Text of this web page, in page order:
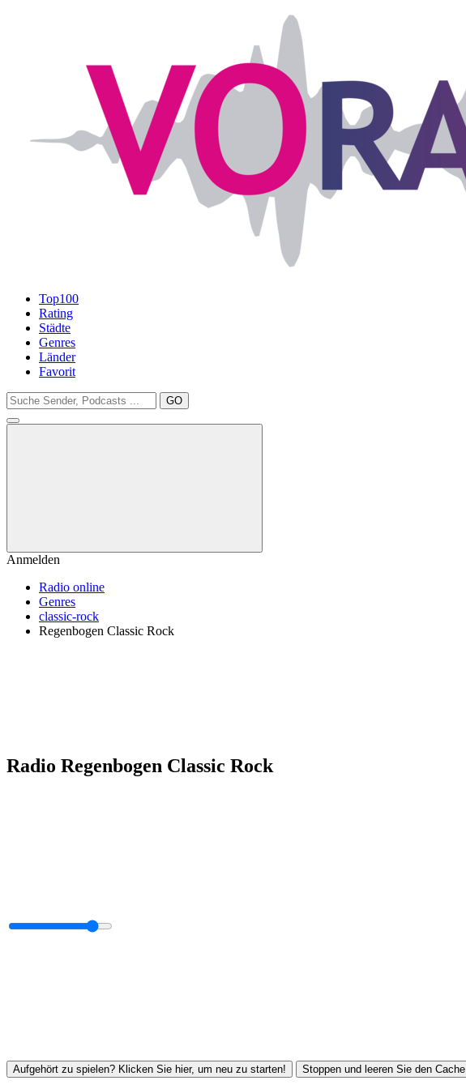
Top100
Rating
Städte
Genres
Länder
Favorit
GO
Anmelden
Radio online
Genres
classic-rock
Regenbogen Classic Rock
Radio Regenbogen Classic Rock
Aufgehört zu spielen? Klicken Sie hier, um neu zu starten! Stoppen und leeren Sie den Cache.